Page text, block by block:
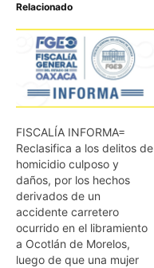
Relacionado
FISCALÍA INFORMA=
Reclasifica a los delitos de
homicidio culposo y
daños, por los hechos
derivados de un
accidente carretero
ocurrido en el libramiento
a Ocotlán de Morelos,
luego de que una mujer